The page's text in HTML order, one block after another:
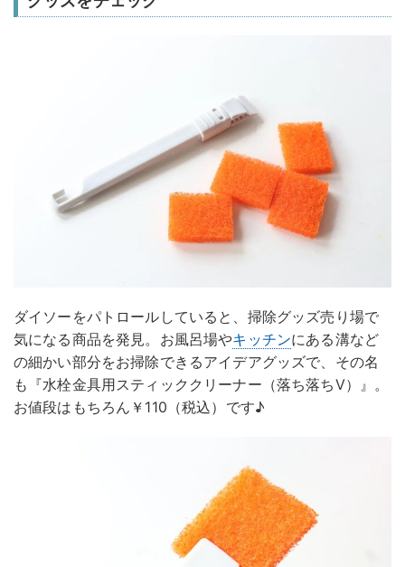
ダイソーをパトロールしていると、掃除グッズ売り場で
気になる商品を発見。お風呂場やキッチンにある溝など
の細かい部分をお掃除できるアイデアグッズで、その名
も『水栓金具用スティッククリーナー（落ち落ちV）』。
お値段はもちろん￥110（税込）です♪